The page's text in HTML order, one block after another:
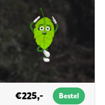
€225,- Bestel